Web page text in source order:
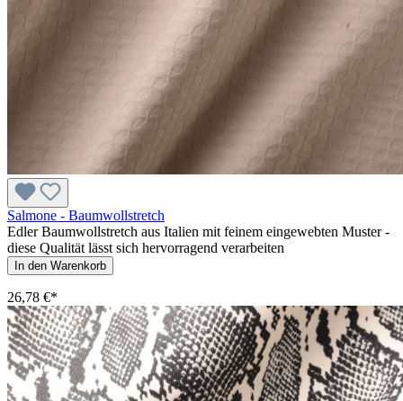
Salmone - Baumwollstretch
Edler Baumwollstretch aus Italien mit feinem eingewebten Muster -
diese Qualität lässt sich hervorragend verarbeiten
In den Warenkorb
26,78 €*